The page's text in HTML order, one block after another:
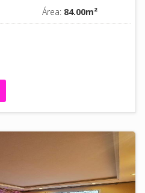
Área: 84.00m²